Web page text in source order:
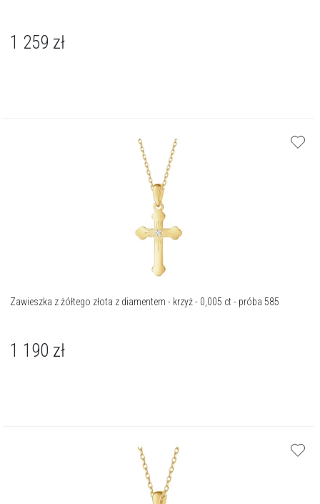
1 259 zł
Zawieszka z żółtego złota z diamentem - krzyż - 0,005 ct - próba 585
1 190 zł